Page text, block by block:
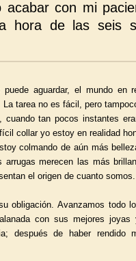
con mi
hora de las seis
aguardar, el mundo en
tarea no es fácil, pero
tan pocos instantes
collar yo estoy en realidad
colmando de aún más
merecen las más
el origen de cuanto somos.
obligación. Avanzamos todo
con sus mejores
después de haber rendido